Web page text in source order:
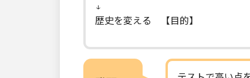
↓
歴史を変える 【目的】